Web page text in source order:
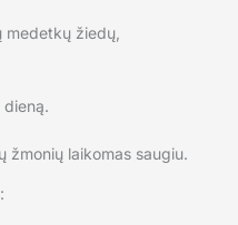
medetkų žiedų,
žmonių laikomas saugiu.